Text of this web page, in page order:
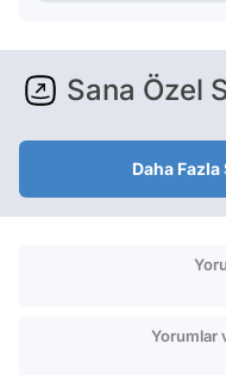
Sana Özel
Daha
Yorumlar